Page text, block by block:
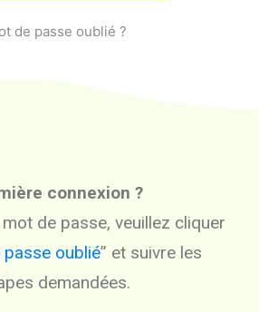
de passe oublié ?
connexion ?
de passe, veuillez cliquer
oublié” et suivre les
demandées.